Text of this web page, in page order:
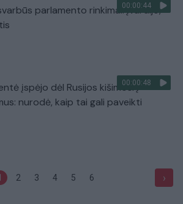
00:00:44
parlamento rinkimai: įvardijo,
00:00:48
įspėjo dėl Rusijos kišimosi į
nurodė, kaip tai gali paveikti
2 3 4 5 6 ›